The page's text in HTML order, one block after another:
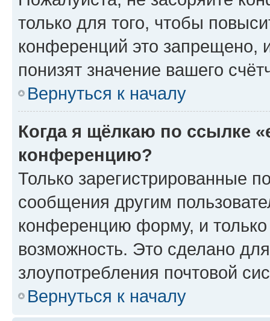
только для того, чтобы
конференций это запрещено,
понизят значение вашего
Вернуться к началу
Когда я щёлкаю по ссылке
конференцию?
Только зарегистрированные
сообщения другим
конференцию форму, и
возможность. Это сделано
злоупотребления почтовой
Вернуться к началу